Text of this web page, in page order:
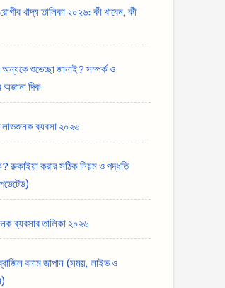
রোগীর খাদ্য তালিকা ২০২৬: কী খাবেন, কী
শুভেচ্ছা জানাই? সম্পর্ক ও
অজানা দিক
লাভজনক ব্যবসা ২০২৬
রুকাইয়া করার সঠিক নিয়ম ও পদ্ধতি
ব্যবসার তালিকা ২০২৬
বনাম জাপান (সময়, লাইভ ও